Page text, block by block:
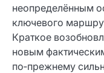
неопределённым
ключевого
Краткое
новым
по‑прежнему